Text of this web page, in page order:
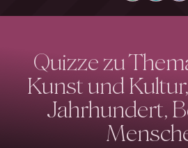
Quizze zu
Kunst und
Jahrhundert,